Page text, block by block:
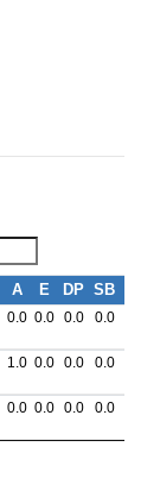
A E DP SB
0.0 0.0 0.0 0.0
1.0 0.0 0.0 0.0
0.0 0.0 0.0 0.0